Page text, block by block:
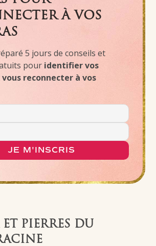
À VOS
5 jours de conseils et
pour identifier vos
vous reconnecter à vos
JE M'INSCRIS
PIERRES DU